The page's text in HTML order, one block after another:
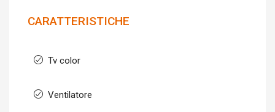
CARATTERISTICHE
Tv color
Ventilatore